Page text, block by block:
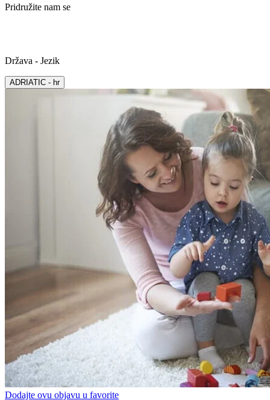
Pridružite nam se
Država - Jezik
ADRIATIC - hr
Dodajte ovu objavu u favorite